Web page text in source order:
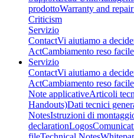
prodottoWarranty and
Criticism
Servizio
ContactVi aiutiamo a
ActCambiamento reso facile
Servizio
ContactVi aiutiamo a
ActCambiamento reso facile
Note applicativeArticoli
Handouts)Dati tecnici
NotesIstruzioni di
declarationLogos